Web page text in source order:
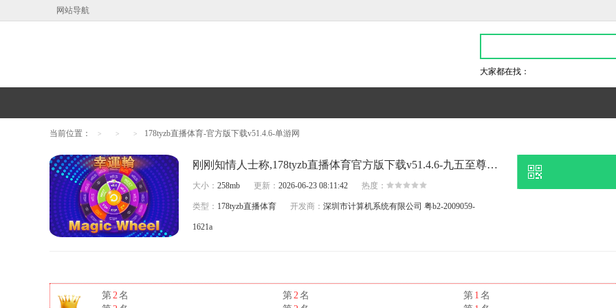
网站导航
大家都在找：
当前位置： > > > 178tyzb直播体育-官方版下载v51.4.6-单游网
刚刚知情人士称,178tyzb直播体育官方版下载v51.4.6-九五至尊2电子游戏官网
大小：258mb 更新：2026-06-23 08:11:42 热度：
类型： 178tyzb直播体育 开发商：深圳市计算机系统有限公司粤b2-2009059-
1621a
第2名 第2名 第 1 名